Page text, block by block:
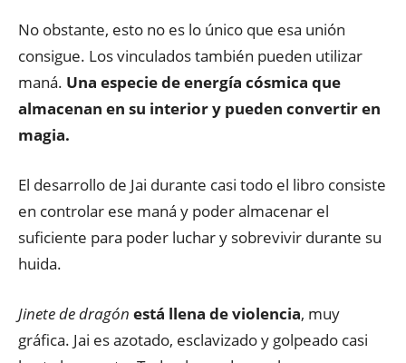
No obstante, esto no es lo único que esa unión
consigue. Los vinculados también pueden utilizar
maná. Una especie de energía cósmica que
almacenan en su interior y pueden convertir en
magia.
El desarrollo de Jai durante casi todo el libro consiste
en controlar ese maná y poder almacenar el
suficiente para poder luchar y sobrevivir durante su
huida.
Jinete de dragón está llena de violencia, muy
gráfica. Jai es azotado, esclavizado y golpeado casi